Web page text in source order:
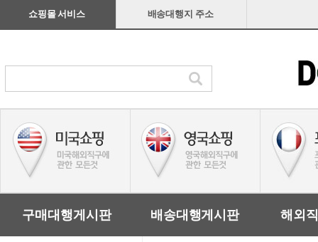
쇼핑몰 서비스 배송대행지 주소
구매대행게시판 배송대행게시판 해외